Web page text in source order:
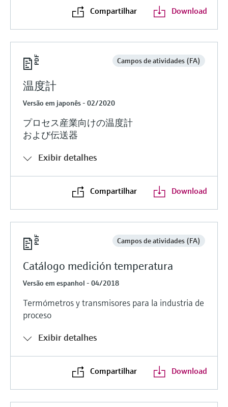
Compartilhar Download
Campos de atividades (FA)
温度計
Versão em japonês - 02/2020
プロセス産業向けの温度計
および伝送器
Exibir detalhes
Compartilhar Download
Campos de atividades (FA)
Catálogo medición temperatura
Versão em espanhol - 04/2018
Termómetros y transmisores para la industria de
proceso
Exibir detalhes
Compartilhar Download